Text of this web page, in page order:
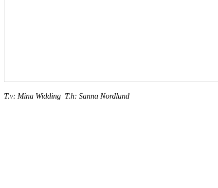
T.v: Mina Widding T.h: Sanna Nordlund